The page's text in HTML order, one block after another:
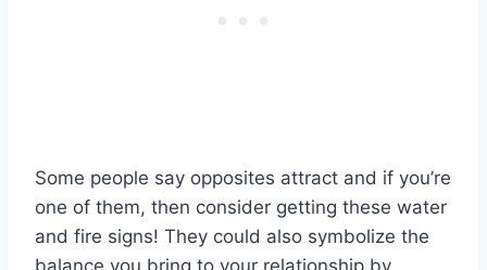
Some people say opposites attract and if you’re
one of them, then consider getting these water
and fire signs! They could also symbolize the